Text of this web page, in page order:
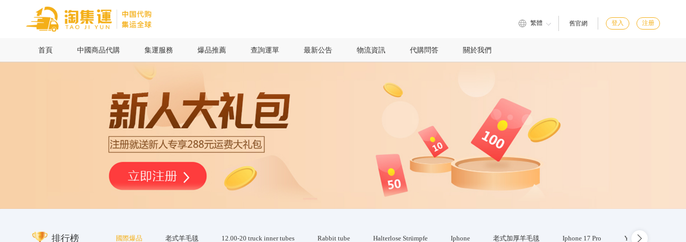
繁體 舊官網 登入 注册
首頁 中國商品代購 集運服務 爆品推薦 查詢運單 最新公告 物流資訊 代購問答 關於我們
排行榜 國際爆品 老式羊毛毯 12.00-20 truck inner tubes Rabbit tube Halterlose Strümpfe Iphone 老式加厚羊毛毯 Iphone 17 Pro Yubikey